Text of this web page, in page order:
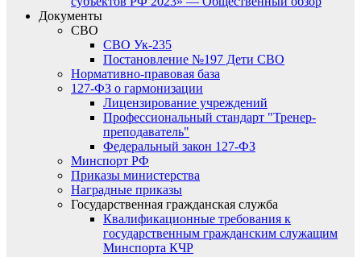
Документы
СВО
СВО Ук-235
Постановление №197 Дети СВО
Нормативно-правовая база
127-ФЗ о гармонизации
Лицензирование учреждений
Профессиональный стандарт "Тренер-
преподаватель"
Федеральный закон 127-ФЗ
Минспорт РФ
Приказы министерства
Наградные приказы
Государственная гражданская служба
Квалификационные требования к
государственным гражданским служащим
Минспорта КЧР